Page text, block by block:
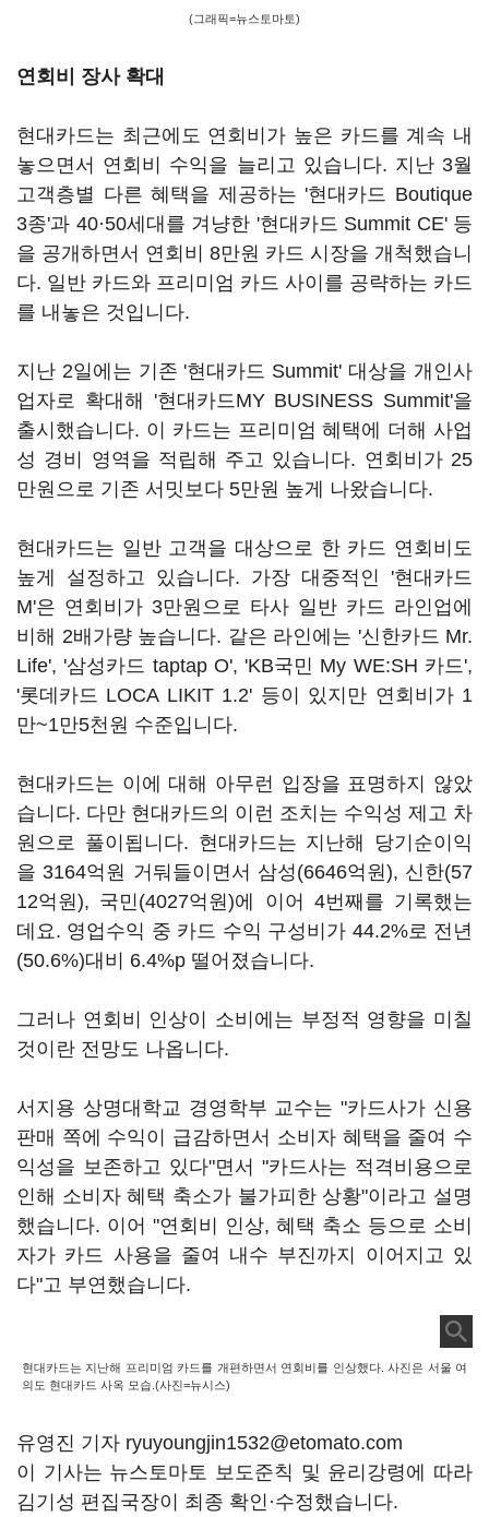
(그래픽=뉴스토마토)
연회비 장사 확대
현대카드는 최근에도 연회비가 높은 카드를 계속 내
놓으면서 연회비 수익을 늘리고 있습니다. 지난 3월
고객층별 다른 혜택을 제공하는 '현대카드 Boutique
3종'과 40·50세대를 겨냥한 '현대카드 Summit CE' 등
을 공개하면서 연회비 8만원 카드 시장을 개척했습니
다. 일반 카드와 프리미엄 카드 사이를 공략하는 카드
를 내놓은 것입니다.
지난 2일에는 기존 '현대카드 Summit' 대상을 개인사
업자로 확대해 '현대카드MY BUSINESS Summit'을
출시했습니다. 이 카드는 프리미엄 혜택에 더해 사업
성 경비 영역을 적립해 주고 있습니다. 연회비가 25
만원으로 기존 서밋보다 5만원 높게 나왔습니다.
현대카드는 일반 고객을 대상으로 한 카드 연회비도
높게 설정하고 있습니다. 가장 대중적인 '현대카드
M'은 연회비가 3만원으로 타사 일반 카드 라인업에
비해 2배가량 높습니다. 같은 라인에는 '신한카드 Mr.
Life', '삼성카드 taptap O', 'KB국민 My WE:SH 카드',
'롯데카드 LOCA LIKIT 1.2' 등이 있지만 연회비가 1
만~1만5천원 수준입니다.
현대카드는 이에 대해 아무런 입장을 표명하지 않았
습니다. 다만 현대카드의 이런 조치는 수익성 제고 차
원으로 풀이됩니다. 현대카드는 지난해 당기순이익
을 3164억원 거둬들이면서 삼성(6646억원), 신한(57
12억원), 국민(4027억원)에 이어 4번째를 기록했는
데요. 영업수익 중 카드 수익 구성비가 44.2%로 전년
(50.6%)대비 6.4%p 떨어졌습니다.
그러나 연회비 인상이 소비에는 부정적 영향을 미칠
것이란 전망도 나옵니다.
서지용 상명대학교 경영학부 교수는 "카드사가 신용
판매 쪽에 수익이 급감하면서 소비자 혜택을 줄여 수
익성을 보존하고 있다"면서 "카드사는 적격비용으로
인해 소비자 혜택 축소가 불가피한 상황"이라고 설명
했습니다. 이어 "연회비 인상, 혜택 축소 등으로 소비
자가 카드 사용을 줄여 내수 부진까지 이어지고 있
다"고 부연했습니다.
현대카드는 지난해 프리미엄 카드를 개편하면서 연회비를 인상했다. 사진은 서울 여
의도 현대카드 사옥 모습.(사진=뉴시스)
유영진 기자 ryuyoungjin1532@etomato.com
이 기사는 뉴스토마토 보도준칙 및 윤리강령에 따라
김기성 편집국장이 최종 확인·수정했습니다.